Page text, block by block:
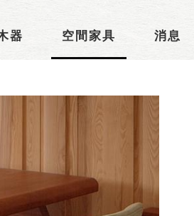
器 空間家具 消息